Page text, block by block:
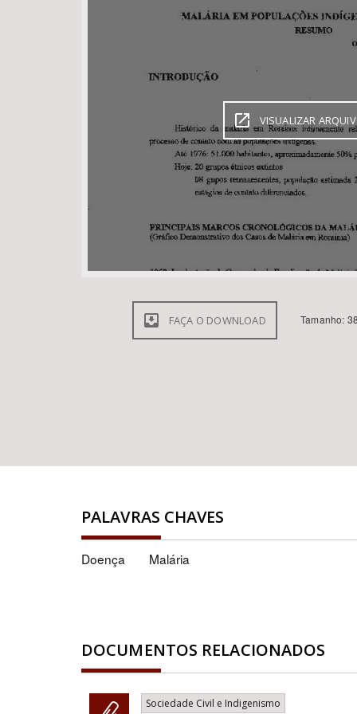
Área de Levantamento
VISUALIZAR
FAÇA O DOWNLOAD Tamanho:
PALAVRAS CHAVES
Doença Malária
DOCUMENTOS RELACIONADOS
Sociedade Civil e Indigenismo